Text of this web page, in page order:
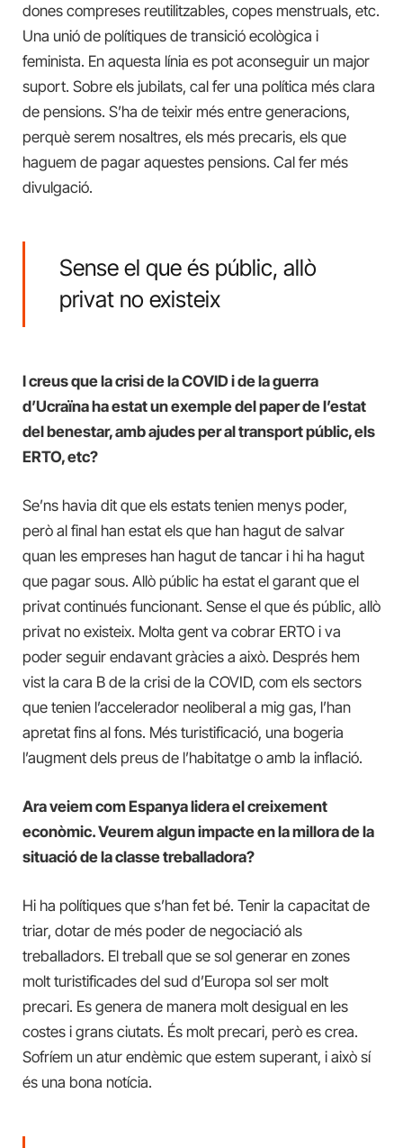
dones compreses reutilitzables, copes menstruals, etc.
Una unió de polítiques de transició ecològica i
feminista. En aquesta línia es pot aconseguir un major
suport. Sobre els jubilats, cal fer una política més clara
de pensions. S’ha de teixir més entre generacions,
perquè serem nosaltres, els més precaris, els que
haguem de pagar aquestes pensions. Cal fer més
divulgació.
Sense el que és públic, allò
privat no existeix
I creus que la crisi de la COVID i de la guerra
d’Ucraïna ha estat un exemple del paper de l’estat
del benestar, amb ajudes per al transport públic, els
ERTO, etc?
Se’ns havia dit que els estats tenien menys poder,
però al final han estat els que han hagut de salvar
quan les empreses han hagut de tancar i hi ha hagut
que pagar sous. Allò públic ha estat el garant que el
privat continués funcionant. Sense el que és públic, allò
privat no existeix. Molta gent va cobrar ERTO i va
poder seguir endavant gràcies a això. Després hem
vist la cara B de la crisi de la COVID, com els sectors
que tenien l’accelerador neoliberal a mig gas, l’han
apretat fins al fons. Més turistificació, una bogeria
l’augment dels preus de l’habitatge o amb la inflació.
Ara veiem com Espanya lidera el creixement
econòmic. Veurem algun impacte en la millora de la
situació de la classe treballadora?
Hi ha polítiques que s’han fet bé. Tenir la capacitat de
triar, dotar de més poder de negociació als
treballadors. El treball que se sol generar en zones
molt turistificades del sud d’Europa sol ser molt
precari. Es genera de manera molt desigual en les
costes i grans ciutats. És molt precari, però es crea.
Sofríem un atur endèmic que estem superant, i això sí
és una bona notícia.